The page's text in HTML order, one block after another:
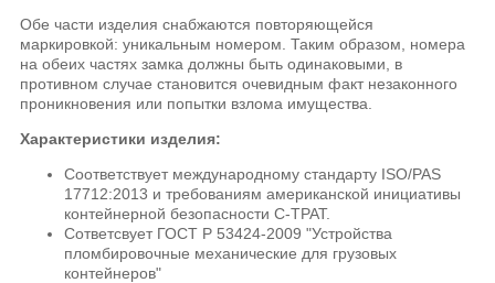
Обе части изделия снабжаются повторяющейся
маркировкой: уникальным номером. Таким образом, номера
на обеих частях замка должны быть одинаковыми, в
противном случае становится очевидным факт незаконного
проникновения или попытки взлома имущества.
Характеристики изделия:
Соответствует международному стандарту ISO/PAS
17712:2013 и требованиям американской инициативы
контейнерной безопасности C-TPAT.
Сответсвует ГОСТ Р 53424-2009 "Устройства
пломбировочные механические для грузовых
контейнеров"